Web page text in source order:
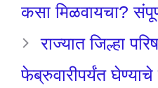
कसा मिळवायचा?
राज्यात जिल्हा
फेब्रुवारीपर्यंत घेण्याचे